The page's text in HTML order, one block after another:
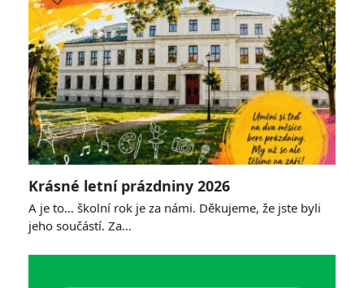
Krásné letní prázdniny 2026
A je to… školní rok je za námi. Děkujeme, že jste byli
jeho součástí. Za…